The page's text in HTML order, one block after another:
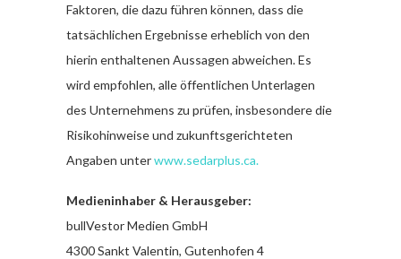
Faktoren, die dazu führen können, dass die
tatsächlichen Ergebnisse erheblich von den
hierin enthaltenen Aussagen abweichen. Es
wird empfohlen, alle öffentlichen Unterlagen
des Unternehmens zu prüfen, insbesondere die
Risikohinweise und zukunftsgerichteten
Angaben unterwww.sedarplus.ca.
Medieninhaber & Herausgeber:
bullVestor Medien GmbH
4300 Sankt Valentin, Gutenhofen 4